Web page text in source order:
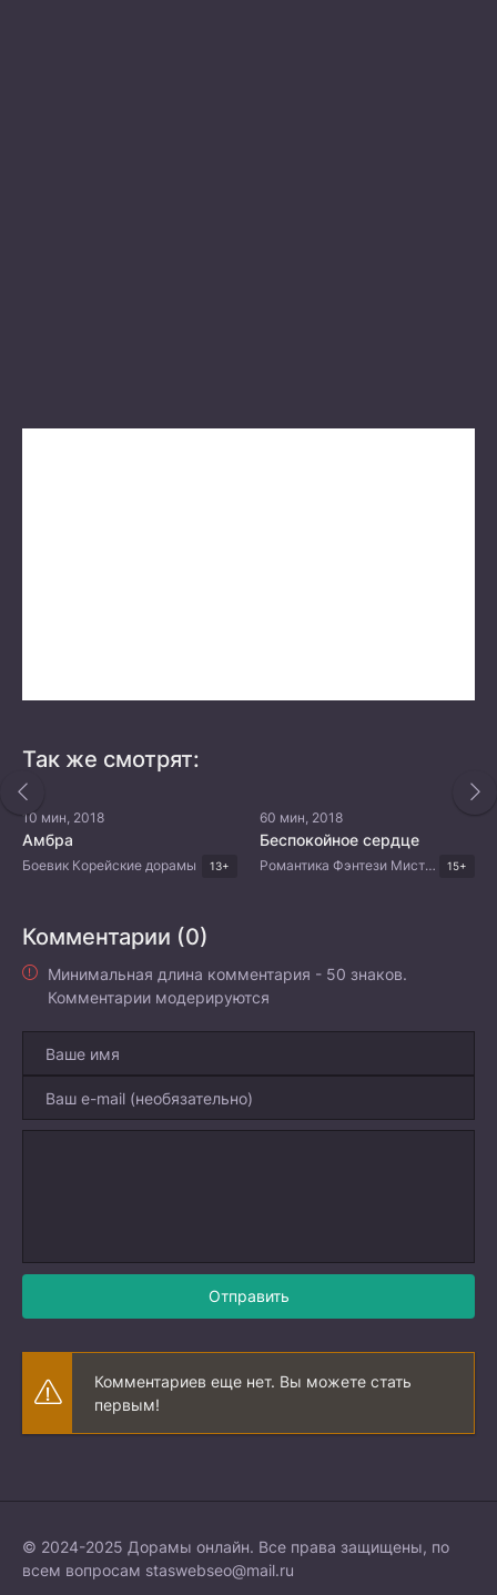
Так же смотрят:
10 мин, 2018
Амбра
Боевик Корейские дорамы 13+
60 мин, 2018
Беспокойное сердце
Романтика Фэнтези Мистика Комедия Корейские дорамы 15+
Комментарии (0)
Минимальная длина комментария - 50 знаков.
Комментарии модерируются
Отправить
Комментариев еще нет. Вы можете стать
первым!
© 2024-2025 Дорамы онлайн. Все права защищены, по
всем вопросам staswebseo@mail.ru